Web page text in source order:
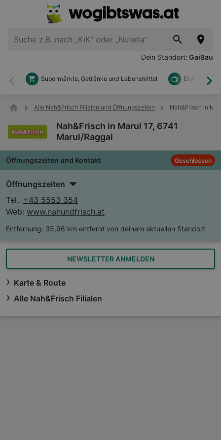
Dein Standort: Gaißau
Zurück
Supermärkte, Getränke und Lebensmittel Elektronik
Alle Nah&Frisch Filialen und Öffnungszeiten Nah&Frisch in
Nah&Frisch in Marul 17, 6741
Marul/Raggal
Öffnungszeiten und Kontakt Geschlossen
Öffnungszeiten
Tel.: +43 5553 354
Web: www.nahundfrisch.at
Entfernung: 35,96 km entfernt von deinem aktuellen Standort
NEWSLETTER ANMELDEN
Karte & Route
Alle Nah&Frisch Filialen